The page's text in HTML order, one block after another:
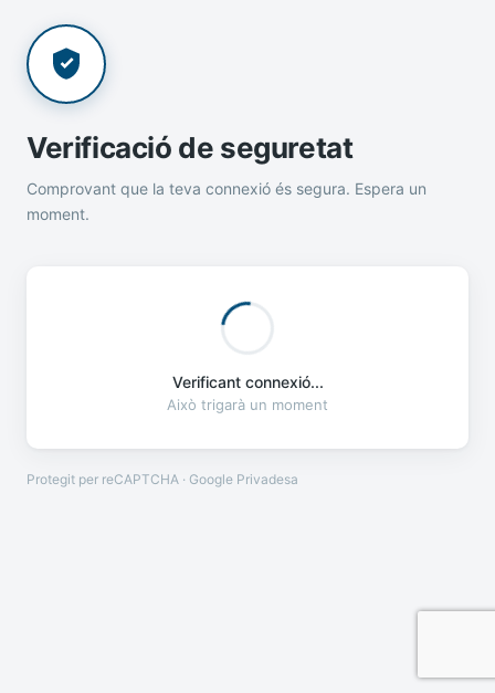
Verificació de seguretat
Comprovant que la teva connexió és segura. Espera un
moment.
Verificant connexió...
Això trigarà un moment
Protegit per reCAPTCHA · Google Privadesa